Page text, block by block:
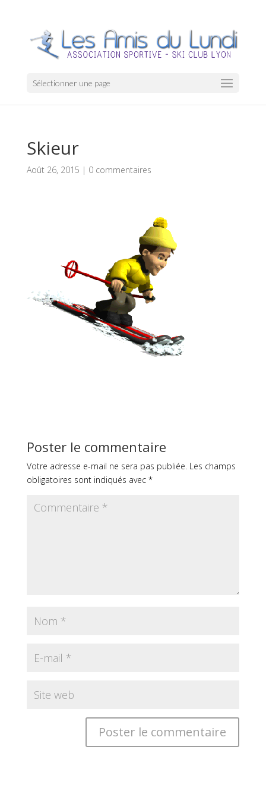
Sélectionner une page
Skieur
Août 26, 2015 | 0 commentaires
Poster le commentaire
Votre adresse e-mail ne sera pas publiée. Les champs
obligatoires sont indiqués avec *